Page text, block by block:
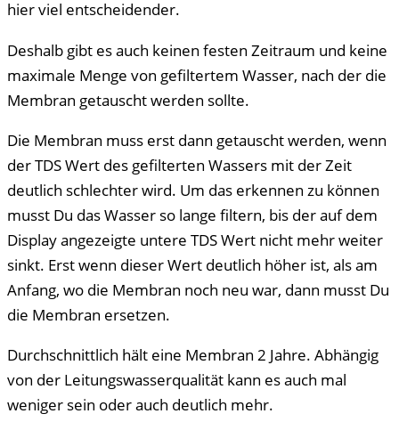
hier viel entscheidender.
Deshalb gibt es auch keinen festen Zeitraum und keine
maximale Menge von gefiltertem Wasser, nach der die
Membran getauscht werden sollte.
Die Membran muss erst dann getauscht werden, wenn
der TDS Wert des gefilterten Wassers mit der Zeit
deutlich schlechter wird. Um das erkennen zu können
musst Du das Wasser so lange filtern, bis der auf dem
Display angezeigte untere TDS Wert nicht mehr weiter
sinkt. Erst wenn dieser Wert deutlich höher ist, als am
Anfang, wo die Membran noch neu war, dann musst Du
die Membran ersetzen.
Durchschnittlich hält eine Membran 2 Jahre. Abhängig
von der Leitungswasserqualität kann es auch mal
weniger sein oder auch deutlich mehr.